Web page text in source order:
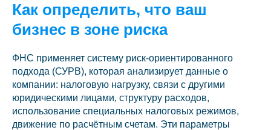
Как определить, что ваш
бизнес в зоне риска
ФНС применяет систему риск-ориентированного
подхода (СУРВ), которая анализирует данные о
компании: налоговую нагрузку, связи с другими
юридическими лицами, структуру расходов,
использование специальных налоговых режимов,
движение по расчётным счетам. Эти параметры